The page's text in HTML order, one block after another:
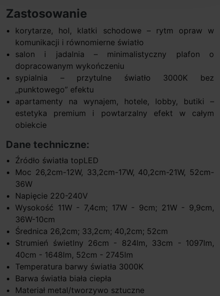
Zastosowanie
korytarze, hol, klatki schodowe – rytm opraw w
komunikacji i równomierne światło
salon i jadalnia – minimalistyczny plafon o
dopracowanym wykończeniu
sypialnia – przytulne światło 3000K bez
„punktowego” efektu
apartamenty na wynajem, hotele, lobby, butiki –
estetyka premium i powtarzalny efekt w całym
obiekcie
Dane techniczne:
Źródło światła topLED
Moc 26,2cm-12W, 33,2cm-17W, 40,2cm-21W, 52cm-
36W
Napięcie 220-240V
Wysokość 11W - 7,4cm; 17W - 9cm; 21W - 9,9cm,
36W-10cm
Średnica 26,2cm; 33,2cm; 40,2cm; 52cm
Strumień świetlny 26cm - 824lm, 33cm - 1097lm,
40cm - 1648lm, 52cm - 2745lm
Temperatura barwy światła 3000K
Barwa światła biała ciepła
Materiał metal/tworzywo sztuczne